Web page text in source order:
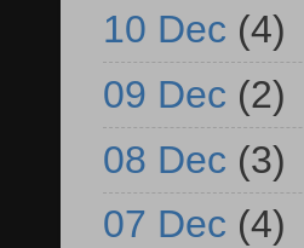
10 Dec (4)
09 Dec (2)
08 Dec (3)
07 Dec (4)